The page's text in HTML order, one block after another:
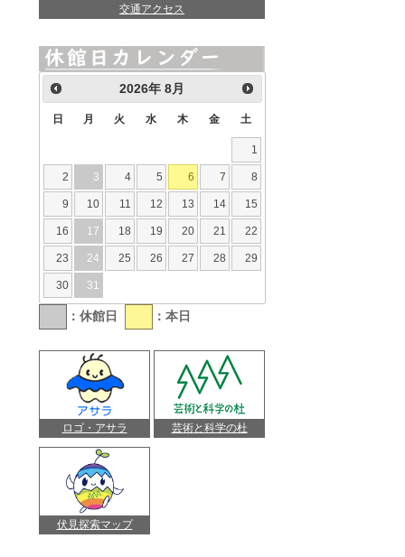
交通アクセス
2026年8月
日 月 火 水 木 金 土
1
2 3 4 5 6 7 8
9 10 11 12 13 14 15
16 17 18 19 20 21 22
23 24 25 26 27 28 29
30 31
：休館日 ：本日
ロゴ・アサラ 芸術と科学の杜
伏見探索マップ